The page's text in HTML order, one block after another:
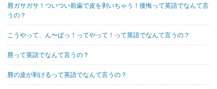
唇ガサガサ！ついつい前歯で皮を剥いちゃう！後悔って英語でなんて言
うの？
こうやって、ん〜ぱっ！ってやって！って英語でなんて言うの？
唇って英語でなんて言うの？
唇の皮が剥けるって英語でなんて言うの？